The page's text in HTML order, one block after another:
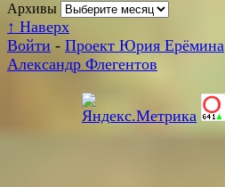
Архивы
↑ Наверх
Войти - Проект Юрия Ерёмина
Александр Флегентов